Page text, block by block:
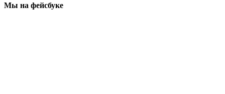
Мы на фейсбуке